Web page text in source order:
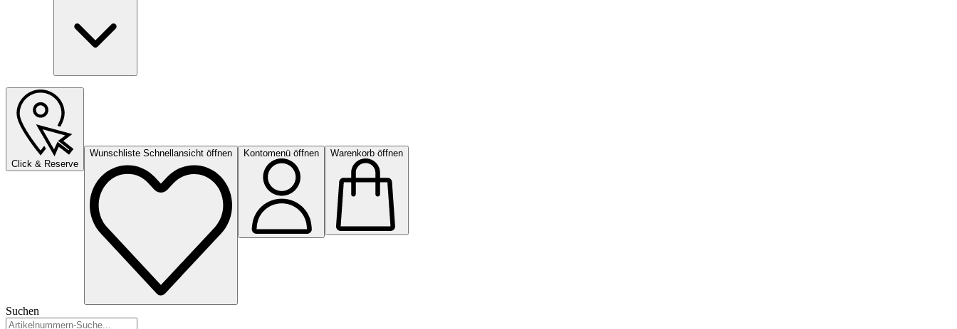
Click & Reserve
Wunschliste Schnellansicht öffnen Kontomenü öffnen Warenkorb öffnen
Suchen